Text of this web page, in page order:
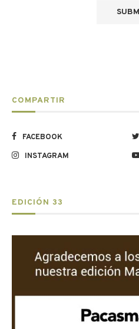
COMPARTIR
FACEBOOK
INSTAGRAM
EDICIÓN 33